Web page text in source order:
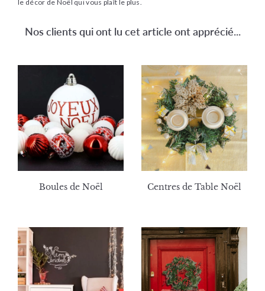
le décor de Noël qui vous plaît le plus.
Nos clients qui ont lu cet article ont apprécié...
Boules de Noël Centres de Table Noël